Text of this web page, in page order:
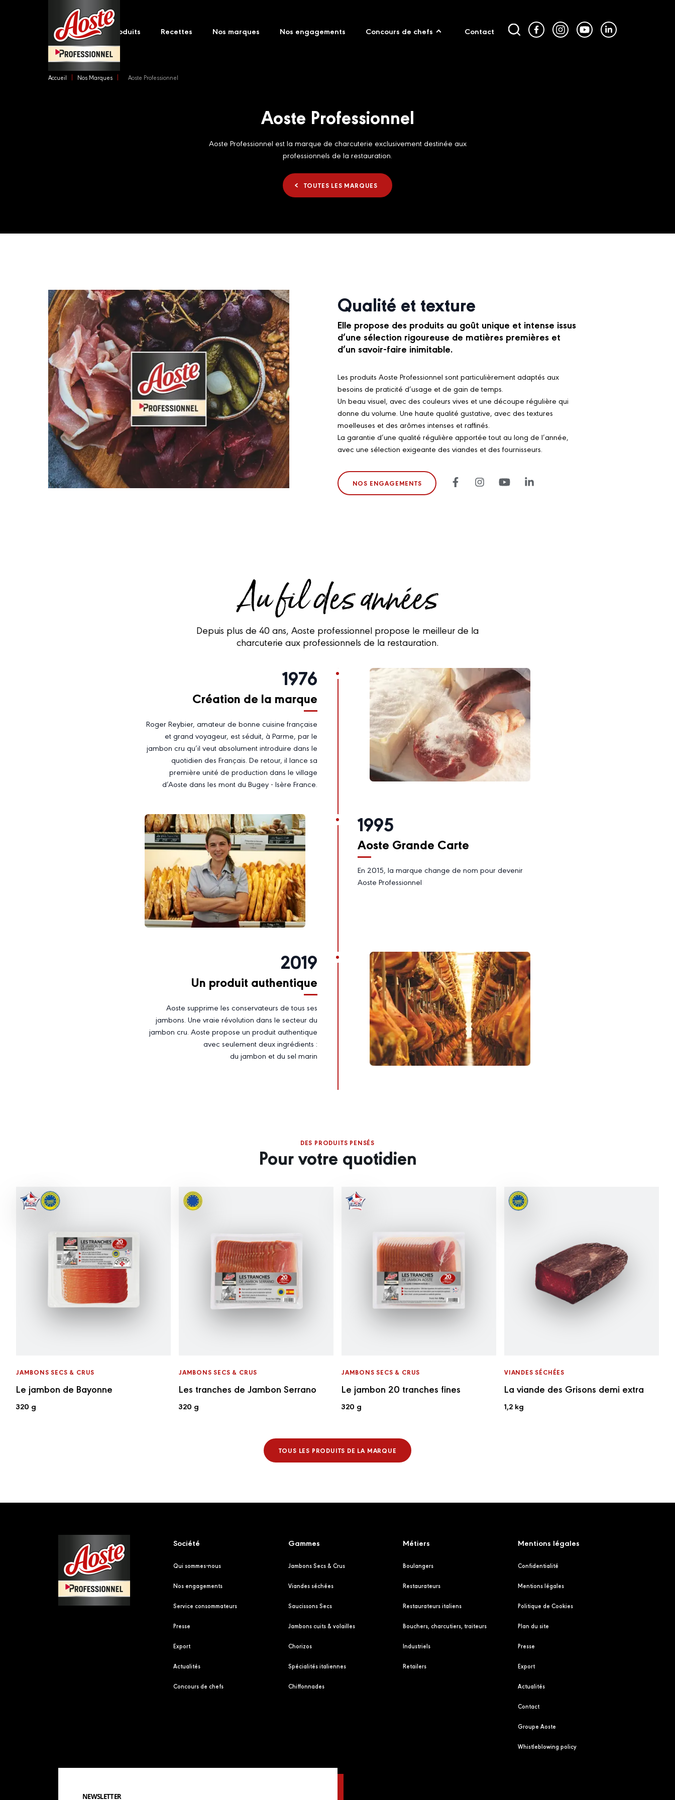
Main
navigation
Produits
Recettes Nos marques Nos engagements Concours de chefs Contact
Accueil Nos Marques Aoste Professionnel
Aoste Professionnel
Aoste Professionnel est la marque de charcuterie exclusivement destinée aux
professionnels de la restauration.
TOUTES LES MARQUES
Qualité et texture
Elle propose des produits au goût unique et intense issus
d’une sélection rigoureuse de matières premières et
d’un savoir-faire inimitable.
Les produits Aoste Professionnel sont particulièrement adaptés aux
besoins de praticité d’usage et de gain de temps.
Un beau visuel, avec des couleurs vives et une découpe régulière qui
donne du volume. Une haute qualité gustative, avec des textures
moelleuses et des arômes intenses et raffinés.
La garantie d’une qualité régulière apportée tout au long de l’année,
avec une sélection exigeante des viandes et des fournisseurs.
NOS ENGAGEMENTS
Au fil des années
Depuis plus de 40 ans, Aoste professionnel propose le meilleur de la
charcuterie aux professionnels de la restauration.
1976
Création de la marque
Roger Reybier, amateur de bonne cuisine française
et grand voyageur, est séduit, à Parme, par le
jambon cru qu’il veut absolument introduire dans le
quotidien des Français. De retour, il lance sa
première unité de production dans le village
d’Aoste dans les mont du Bugey - Isère France.
1995
Aoste Grande Carte
En 2015, la marque change de nom pour devenir
Aoste Professionnel
2019
Un produit authentique
Aoste supprime les conservateurs de tous ses
jambons. Une vraie révolution dans le secteur du
jambon cru. Aoste propose un produit authentique
avec seulement deux ingrédients :
du jambon et du sel marin
DES PRODUITS PENSÉS
Pour votre quotidien
JAMBONS SECS & CRUS
Le jambon de Bayonne
320 g
JAMBONS SECS & CRUS
Les tranches de Jambon Serrano
320 g
JAMBONS SECS & CRUS
Le jambon 20 tranches fines
320 g
VIANDES SÉCHÉES
La viande des Grisons demi extra
1,2 kg
TOUS LES PRODUITS DE LA MARQUE
Société
Qui sommes-nous
Nos engagements
Service consommateurs
Presse
Export
Actualités
Concours de chefs
Gammes
Jambons Secs & Crus
Viandes séchées
Saucissons Secs
Jambons cuits & volailles
Chorizos
Spécialités italiennes
Chiffonnades
Métiers
Boulangers
Restaurateurs
Restaurateurs italiens
Bouchers, charcutiers, traiteurs
Industriels
Retailers
Mentions légales
Confidentialité
Mentions légales
Politique de Cookies
Plan du site
Presse
Export
Actualités
Contact
Groupe Aoste
Whistleblowing policy
NEWSLETTER